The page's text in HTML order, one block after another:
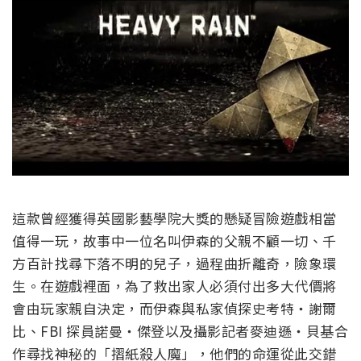
這款曾經獲得英國影藝學院大獎的懸疑冒險遊戲相當
值得一玩，故事中一位名叫伊森的父親不顧一切、千
方百計找尋下落不明的兒子，過程曲折離奇，險象環
生。在遊戲裡面，為了救出家人必須付出多大代價將
會由玩家親自決定，而伊森與私家偵探史考特‧謝爾
比、FBI 探員諾曼‧傑登以及攝影記者麥迪遜‧貝基合
作尋找神秘的「摺紙殺人魔」，他們的命運從此交錯